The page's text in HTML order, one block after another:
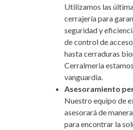
Utilizamos las
cerrajería para
seguridad y
de control de
hasta cerraduras
Cerralmeria
vanguardia.
Asesoramiento
Nuestro equipo de
asesorará de
para encontrar la